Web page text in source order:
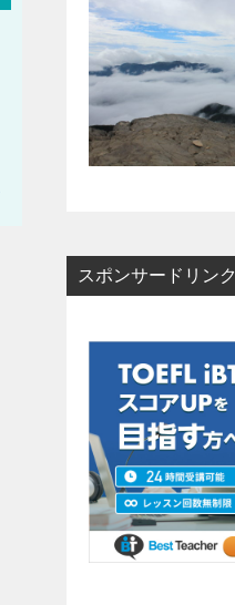
スポンサードリンク